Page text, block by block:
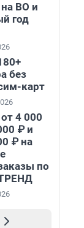
ВО и
год
без
карт
4 000
₽ и
₽ на
по